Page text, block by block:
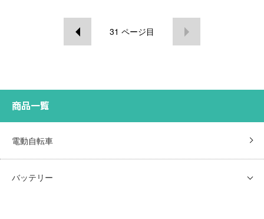
31 ページ目
商品一覧
電動自転車
バッテリー